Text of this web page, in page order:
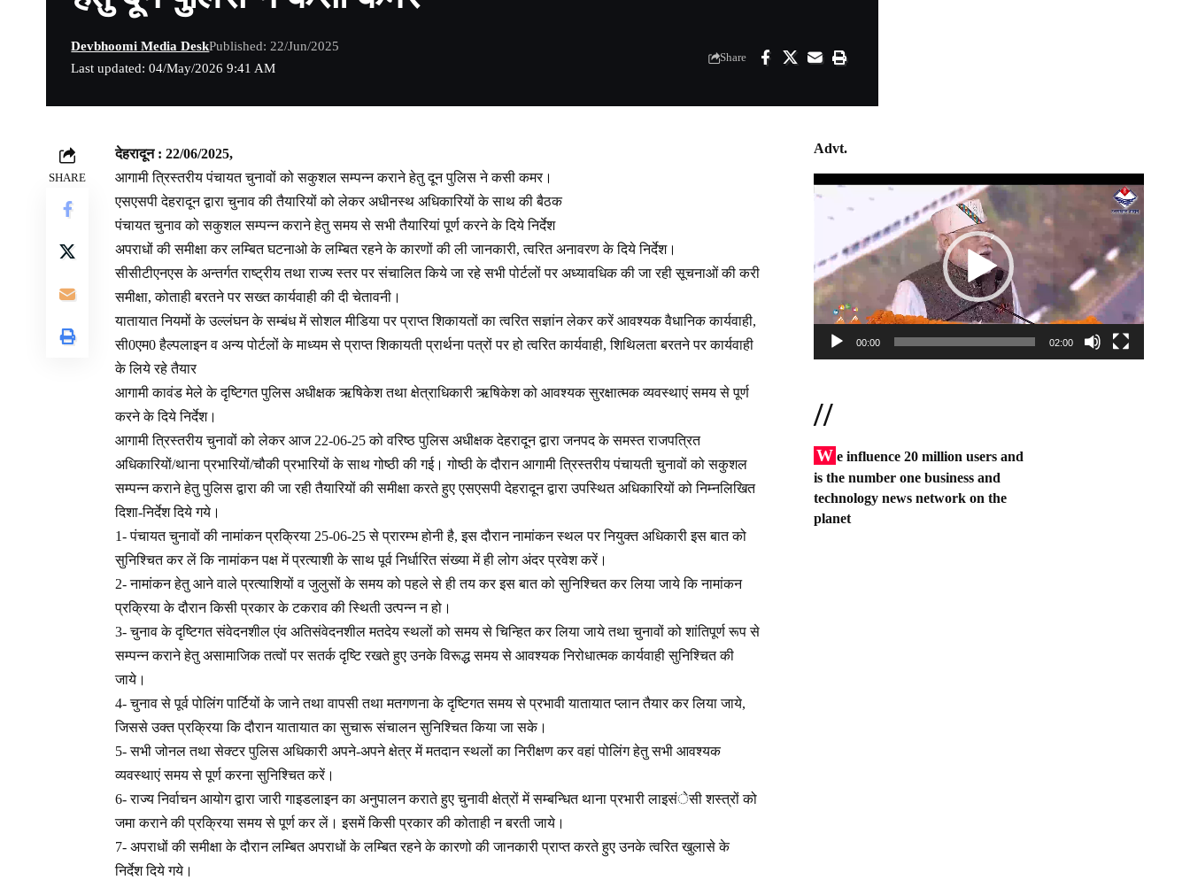
Last updated: 04/May/2026 9:41 AM
Devbhoomi Media DeskPublished: 22/Jun/2025
Share
SHARE
देहरादून : 22/06/2025,
आगामी त्रिस्तरीय पंचायत चुनावों को सकुशल सम्पन्न कराने हेतु दून पुलिस ने कसी कमर।
एसएसपी देहरादून द्वारा चुनाव की तैयारियों को लेकर अधीनस्थ अधिकारियों के साथ की बैठक
पंचायत चुनाव को सकुशल सम्पन्न कराने हेतु समय से सभी तैयारियां पूर्ण करने के दिये निर्देश
अपराधों की समीक्षा कर लम्बित घटनाओ के लम्बित रहने के कारणों की ली जानकारी, त्वरित अनावरण के दिये निर्देश।
सीसीटीएनएस के अन्तर्गत राष्ट्रीय तथा राज्य स्तर पर संचालित किये जा रहे सभी पोर्टलों पर अध्यावधिक की जा रही सूचनाओं की करी
समीक्षा, कोताही बरतने पर सख्त कार्यवाही की दी चेतावनी।
यातायात नियमों के उल्लंघन के सम्बंध में सोशल मीडिया पर प्राप्त शिकायतों का त्वरित सज्ञांन लेकर करें आवश्यक वैधानिक कार्यवाही,
सी0एम0 हैल्पलाइन व अन्य पोर्टलों के माध्यम से प्राप्त शिकायती प्रार्थना पत्रों पर हो त्वरित कार्यवाही, शिथिलता बरतने पर कार्यवाही
के लिये रहे तैयार
आगामी कावंड मेले के दृष्टिगत पुलिस अधीक्षक ऋषिकेश तथा क्षेत्राधिकारी ऋषिकेश को आवश्यक सुरक्षात्मक व्यवस्थाएं समय से पूर्ण
करने के दिये निर्देश।
आगामी त्रिस्तरीय चुनावों को लेकर आज 22-06-25 को वरिष्ठ पुलिस अधीक्षक देहरादून द्वारा जनपद के समस्त राजपत्रित
अधिकारियों/थाना प्रभारियों/चौकी प्रभारियों के साथ गोष्ठी की गई। गोष्ठी के दौरान आगामी त्रिस्तरीय पंचायती चुनावों को सकुशल
सम्पन्न कराने हेतु पुलिस द्वारा की जा रही तैयारियों की समीक्षा करते हुए एसएसपी देहरादून द्वारा उपस्थित अधिकारियों को निम्नलिखित
दिशा-निर्देश दिये गये।
1- पंचायत चुनावों की नामांकन प्रक्रिया 25-06-25 से प्रारम्भ होनी है, इस दौरान नामांकन स्थल पर नियुक्त अधिकारी इस बात को
सुनिश्चित कर लें कि नामांकन पक्ष में प्रत्याशी के साथ पूर्व निर्धारित संख्या में ही लोग अंदर प्रवेश करें।
2- नामांकन हेतु आने वाले प्रत्याशियों व जुलुसों के समय को पहले से ही तय कर इस बात को सुनिश्चित कर लिया जाये कि नामांकन
प्रक्रिया के दौरान किसी प्रकार के टकराव की स्थिती उत्पन्न न हो।
3- चुनाव के दृष्टिगत संवेदनशील एंव अतिसंवेदनशील मतदेय स्थलों को समय से चिन्हित कर लिया जाये तथा चुनावों को शांतिपूर्ण रूप से
सम्पन्न कराने हेतु असामाजिक तत्वों पर सतर्क दृष्टि रखते हुए उनके विरूद्ध समय से आवश्यक निरोधात्मक कार्यवाही सुनिश्चित की
जाये।
4- चुनाव से पूर्व पोलिंग पार्टियों के जाने तथा वापसी तथा मतगणना के दृष्टिगत समय से प्रभावी यातायात प्लान तैयार कर लिया जाये,
जिससे उक्त प्रक्रिया कि दौरान यातायात का सुचारू संचालन सुनिश्चित किया जा सके।
5- सभी जोनल तथा सेक्टर पुलिस अधिकारी अपने-अपने क्षेत्र में मतदान स्थलों का निरीक्षण कर वहां पोलिंग हेतु सभी आवश्यक
व्यवस्थाएं समय से पूर्ण करना सुनिश्चित करें।
6- राज्य निर्वाचन आयोग द्वारा जारी गाइडलाइन का अनुपालन कराते हुए चुनावी क्षेत्रों में सम्बन्धित थाना प्रभारी लाइसंेसी शस्त्रों को
जमा कराने की प्रक्रिया समय से पूर्ण कर लें। इसमें किसी प्रकार की कोताही न बरती जाये।
7- अपराधों की समीक्षा के दौरान लम्बित अपराधों के लम्बित रहने के कारणो की जानकारी प्राप्त करते हुए उनके त्वरित खुलासे के
निर्देश दिये गये।
Advt.
Video
00:00 02:00
//
W e influence 20 million users and
is the number one business and
technology news network on the
planet